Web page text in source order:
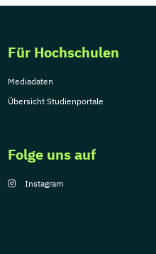
Für Hochschulen
Mediadaten
Übersicht Studienportale
Folge uns auf
Instagram